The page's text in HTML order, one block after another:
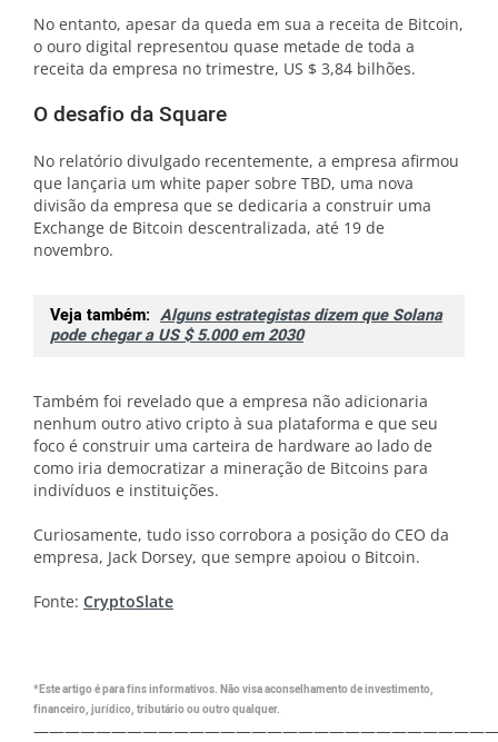
No entanto, apesar da queda em sua a receita de Bitcoin,
o ouro digital representou quase metade de toda a
receita da empresa no trimestre, US $ 3,84 bilhões.
O desafio da Square
No relatório divulgado recentemente, a empresa afirmou
que lançaria um white paper sobre TBD, uma nova
divisão da empresa que se dedicaria a construir uma
Exchange de Bitcoin descentralizada, até 19 de
novembro.
Veja também: Alguns estrategistas dizem que Solana
pode chegar a US $ 5.000 em 2030
Também foi revelado que a empresa não adicionaria
nenhum outro ativo cripto à sua plataforma e que seu
foco é construir uma carteira de hardware ao lado de
como iria democratizar a mineração de Bitcoins para
indivíduos e instituições.
Curiosamente, tudo isso corrobora a posição do CEO da
empresa, Jack Dorsey, que sempre apoiou o Bitcoin.
Fonte: CryptoSlate
*Este artigo é para fins informativos. Não visa aconselhamento de investimento,
financeiro, jurídico, tributário ou outro qualquer.